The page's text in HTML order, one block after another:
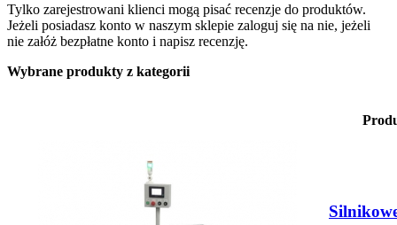
Tylko zarejestrowani klienci mogą pisać recenzje do produktów.
Jeżeli posiadasz konto w naszym sklepie zaloguj się na nie, jeżeli
nie załóż bezpłatne konto i napisz recenzję.
Wybrane produkty z kategorii